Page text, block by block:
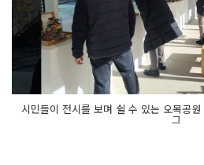
시민들이 전시를 보며 쉴 수 있는 오목공
그